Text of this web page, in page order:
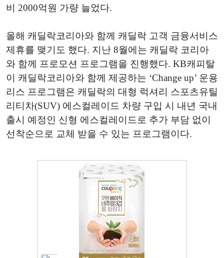
비 2000억원 가량 늘었다.
올해 캐딜락코리아와 함께 캐딜락 고객 금융서비스
제휴를 맺기도 했다. 지난 8월에는 캐딜락 코리아
와 함께 프로모션 프로그램을 진행했다. KB캐피탈
이 캐딜락코리아와 함께 제공하는 ‘Change up’ 운용
리스 프로그램은 캐딜락의 대형 럭셔리 스포츠유틸
리티차(SUV) 에스컬레이드 차량 구입 시 내년 국내
출시 예정인 신형 에스컬레이드로 추가 부담 없이
선착순으로 교체 받을 수 있는 프로그램이다.